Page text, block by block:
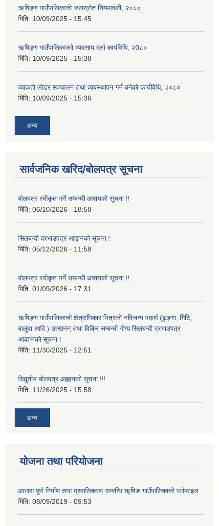
ऋषिङ्ग गाउँपालिकाको जलस्रोत नियमावली, २०८०
मिति: 10/09/2025 - 15:45
ऋषिङ्ग गाउँपालिकाकाो व्यवसाय दर्ता कार्यविधि, २0८०
मिति: 10/09/2025 - 15:38
व्याकहो लोडर सञ्चालन तथा व्यवस्थापन गर्न बनेको कार्यविधि, २०८०
मिति: 10/09/2025 - 15:36
अन्य
सार्वजनिक खरिद/बोलपत्र सूचना
बोलपत्र स्वीकृत गर्ने सम्बन्धी आशयको सूचना !!
मिति: 06/10/2026 - 18:58
सिलबन्दी दरभाउपत्र आह्वानको सूचना !
मिति: 05/12/2026 - 11:58
बोलपत्र स्वीकृत गर्ने सम्बन्धी आशयको सूचना !!
मिति: 01/09/2026 - 17:31
ऋषिङ्ग गाउँपालिकाको क्षेत्राधिकार भित्रको नदिजन्य पदार्थ (ढुङ्गा, गिटि,
बालुवा आदि ) उत्खनन् तथा विक्रि सम्बन्धी गोप्य सिलबन्दी दरभाउपत्र
आव्हानको सूचना !
मिति: 11/30/2025 - 12:51
विद्युतीय बोलपत्र आह्वानको सूचना !!!
मिति: 11/26/2025 - 15:58
अन्य
योजना तथा परियोजना
आभास पूर्ण निर्माण तथा प्रवालिकरण सम्बन्धि ॠषिङ गाउँपालिकाको प्रोफाइल
मिति: 08/09/2019 - 09:53